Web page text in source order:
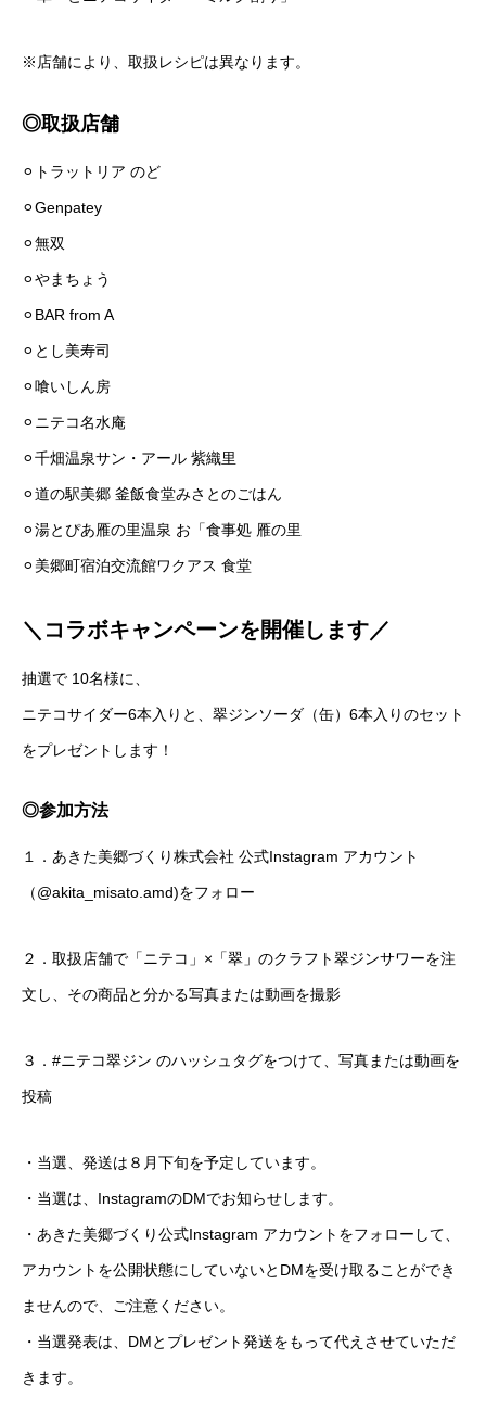
※店舗により、取扱レシピは異なります。
◎取扱店舗
⚪︎トラットリア のど
⚪︎Genpatey
⚪︎無双
⚪︎やまちょう
⚪︎BAR from A
⚪︎とし美寿司
⚪︎喰いしん房
⚪︎ニテコ名水庵
⚪︎千畑温泉サン・アール 紫織里
⚪︎道の駅美郷 釜飯食堂みさとのごはん
⚪︎湯とぴあ雁の里温泉 お「食事処 雁の里
⚪︎美郷町宿泊交流館ワクアス 食堂
＼コラボキャンペーンを開催します／
抽選で 10名様に、
ニテコサイダー6本入りと、翠ジンソーダ（缶）6本入りのセット
をプレゼントします！
◎参加方法
１．あきた美郷づくり株式会社 公式Instagram アカウント
（@akita_misato.amd)をフォロー
２．取扱店舗で「ニテコ」×「翠」のクラフト翠ジンサワーを注
文し、その商品と分かる写真または動画を撮影
３． #ニテコ翠ジン のハッシュタグをつけて、写真または動画を
投稿
・当選、発送は８月下旬を予定しています。
・当選は、InstagramのDMでお知らせします。
・あきた美郷づくり公式Instagram アカウントをフォローして、
アカウントを公開状態にしていないとDMを受け取ることができ
ませんので、ご注意ください。
・当選発表は、DMとプレゼント発送をもって代えさせていただ
きます。